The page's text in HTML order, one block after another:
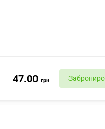
47.00 грн